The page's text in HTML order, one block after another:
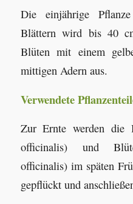
Die einjährige
Blättern wird bis 40
Blüten mit einem
mittigen Adern aus.
Verwendete
Zur Ernte werden die
officinalis) und
officinalis) im späten
gepflückt und